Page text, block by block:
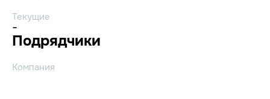
Текущие
-
Подрядчики
Компания